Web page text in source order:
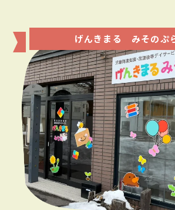
げんきまる みそのぷ